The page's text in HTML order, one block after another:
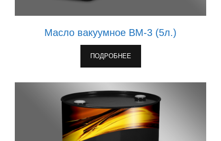
Масло вакуумное ВМ-3 (5л.)
ПОДРОБНЕЕ